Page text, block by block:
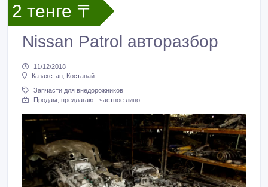
2 тенге 〒
Nissan Patrol авторазбор
11/12/2018
Казахстан, Костанай
Запчасти для внедорожников
Продам, предлагаю - частное лицо